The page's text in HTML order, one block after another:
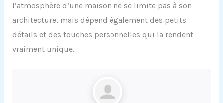
l’atmosphère d’une maison ne se limite pas à son
architecture, mais dépend également des petits
détails et des touches personnelles qui la rendent
vraiment unique.